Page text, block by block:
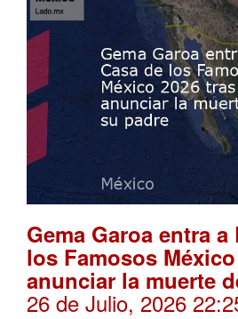
Gema Garoa entra a
los Famosos
anunciar la muerte
26 de Julio, 2026